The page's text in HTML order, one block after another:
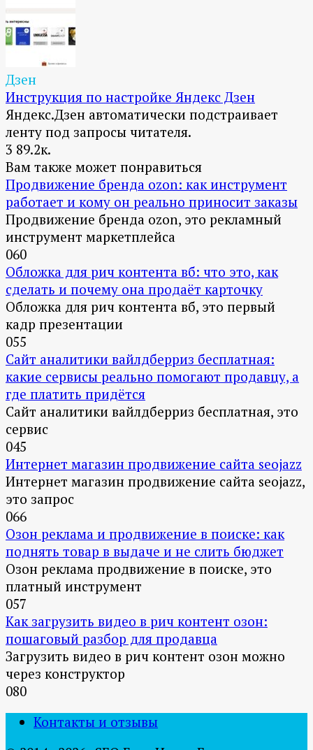
Дзен
Инструкция по настройке Яндекс Дзен
Яндекс.Дзен автоматически подстраивает
ленту под запросы читателя.
3 89.2к.
Вам также может понравиться
Продвижение бренда ozon: как инструмент
работает и кому он реально приносит заказы
Продвижение бренда ozon, это рекламный
инструмент маркетплейса
060
Обложка для рич контента вб: что это, как
сделать и почему она продаёт карточку
Обложка для рич контента вб, это первый
кадр презентации
055
Сайт аналитики вайлдберриз бесплатная:
какие сервисы реально помогают продавцу, а
где платить придётся
Сайт аналитики вайлдберриз бесплатная, это
сервис
045
Интернет магазин продвижение сайта seojazz
Интернет магазин продвижение сайта seojazz,
это запрос
066
Озон реклама и продвижение в поиске: как
поднять товар в выдаче и не слить бюджет
Озон реклама продвижение в поиске, это
платный инструмент
057
Как загрузить видео в рич контент озон:
пошаговый разбор для продавца
Загрузить видео в рич контент озон можно
через конструктор
080
Контакты и отзывы